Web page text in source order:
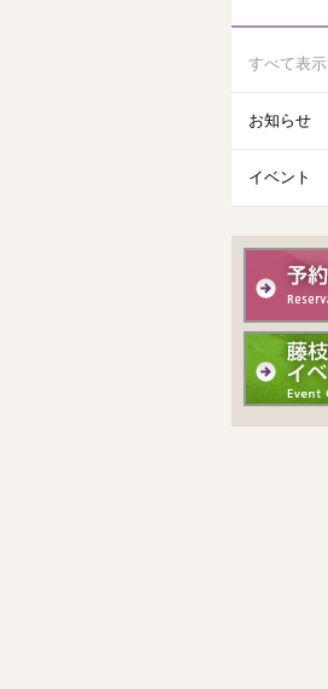
すべて表示
お知らせ
イベント